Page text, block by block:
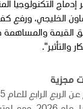
إدماج
ورفع كفاءة
القيمة
والتأثير".
مجزية